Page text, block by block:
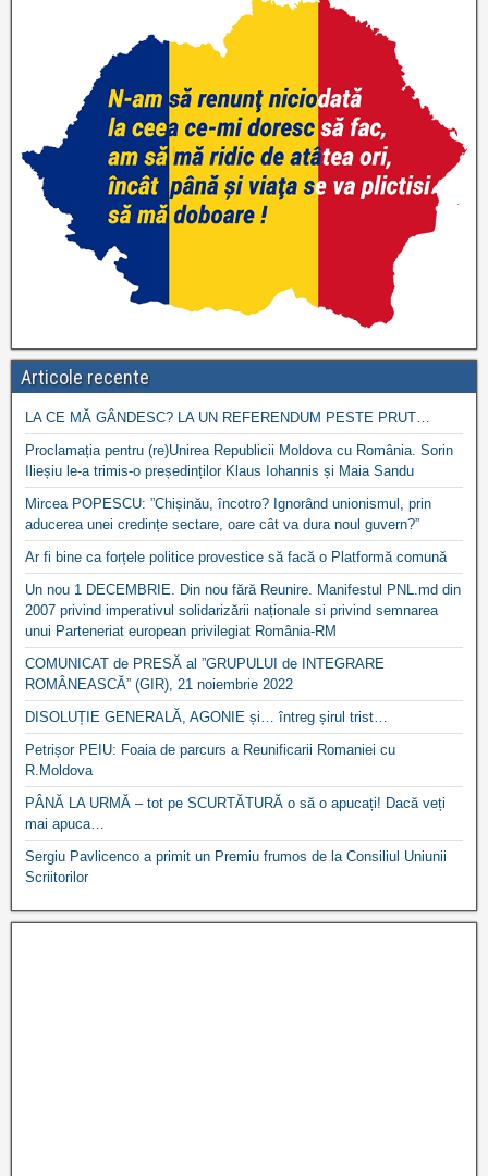
Articole recente
LA CE MĂ GÂNDESC? LA UN REFERENDUM PESTE PRUT…
Proclamația pentru (re)Unirea Republicii Moldova cu România. Sorin
Ilieșiu le-a trimis-o președinților Klaus Iohannis și Maia Sandu
Mircea POPESCU: ”Chișinău, încotro? Ignorând unionismul, prin
aducerea unei credințe sectare, oare cât va dura noul guvern?”
Ar fi bine ca forțele politice provestice să facă o Platformă comună
Un nou 1 DECEMBRIE. Din nou fără Reunire. Manifestul PNL.md din
2007 privind imperativul solidarizării naționale si privind semnarea
unui Parteneriat european privilegiat România-RM
COMUNICAT de PRESĂ al ”GRUPULUI de INTEGRARE
ROMÂNEASCĂ” (GIR), 21 noiembrie 2022
DISOLUȚIE GENERALĂ, AGONIE și… întreg șirul trist…
Petrișor PEIU: Foaia de parcurs a Reunificarii Romaniei cu
R.Moldova
PÂNĂ LA URMĂ – tot pe SCURTĂTURĂ o să o apucați! Dacă veți
mai apuca…
Sergiu Pavlicenco a primit un Premiu frumos de la Consiliul Uniunii
Scriitorilor